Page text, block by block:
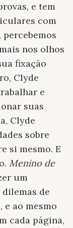
e tem
com
nos olhos
fixação
Clyde
e
suas
Clyde
sobre
si mesmo. E
Menino de
um
de
ao mesmo
cada página,